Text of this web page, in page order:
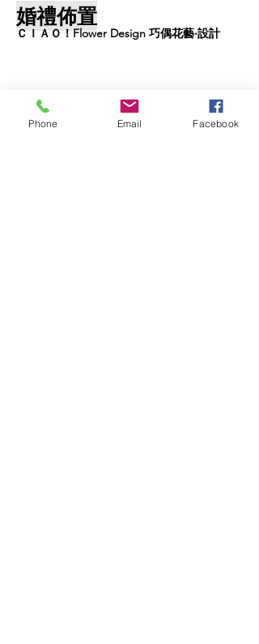
婚禮佈置
ＣＩＡＯ！Flower Design 巧偶花藝‧設計
Phone Email Facebook